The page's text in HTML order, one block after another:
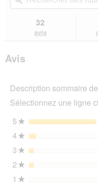
les
avis
PREMIERE
Petit
rubriques
32
avis
Avis
Description sommaire
Sélectionnez une ligne
5★ étoiles
4★ étoiles
3★ étoiles
2★ étoiles
1★